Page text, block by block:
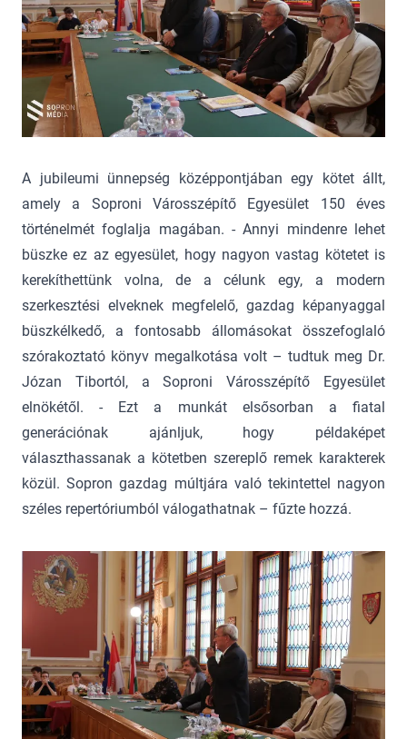
A jubileumi ünnepség középpontjában egy kötet állt,
amely a Soproni Városszépítő Egyesület 150 éves
történelmét foglalja magában. - Annyi mindenre lehet
büszke ez az egyesület, hogy nagyon vastag kötetet is
kerekíthettünk volna, de a célunk egy, a modern
szerkesztési elveknek megfelelő, gazdag képanyaggal
büszkélkedő, a fontosabb állomásokat összefoglaló
szórakoztató könyv megalkotása volt – tudtuk meg Dr.
Józan Tibortól, a Soproni Városszépítő Egyesület
elnökétől. - Ezt a munkát elsősorban a fiatal
generációnak ajánljuk, hogy példaképet
választhassanak a kötetben szereplő remek karakterek
közül. Sopron gazdag múltjára való tekintettel nagyon
széles repertóriumból válogathatnak – fűzte hozzá.